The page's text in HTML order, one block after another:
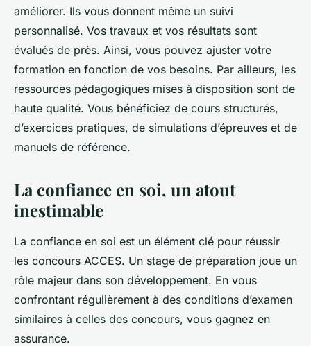
améliorer. Ils vous donnent même un suivi
personnalisé. Vos travaux et vos résultats sont
évalués de près. Ainsi, vous pouvez ajuster votre
formation en fonction de vos besoins. Par ailleurs, les
ressources pédagogiques mises à disposition sont de
haute qualité. Vous bénéficiez de cours structurés,
d’exercices pratiques, de simulations d’épreuves et de
manuels de référence.
La confiance en soi, un atout
inestimable
La confiance en soi est un élément clé pour réussir
les concours ACCES. Un stage de préparation joue un
rôle majeur dans son développement. En vous
confrontant régulièrement à des conditions d’examen
similaires à celles des concours, vous gagnez en
assurance.